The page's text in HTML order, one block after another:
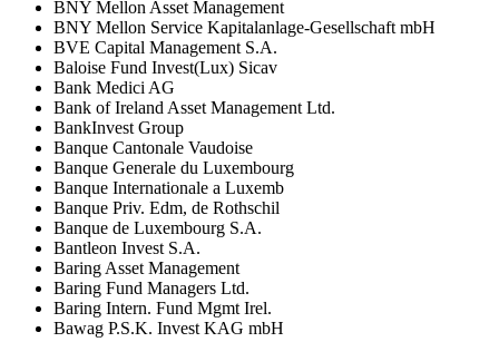
BNY Mellon Asset Management
BNY Mellon Service Kapitalanlage-Gesellschaft mbH
BVE Capital Management S.A.
Baloise Fund Invest(Lux) Sicav
Bank Medici AG
Bank of Ireland Asset Management Ltd.
BankInvest Group
Banque Cantonale Vaudoise
Banque Generale du Luxembourg
Banque Internationale a Luxemb
Banque Priv. Edm, de Rothschil
Banque de Luxembourg S.A.
Bantleon Invest S.A.
Baring Asset Management
Baring Fund Managers Ltd.
Baring Intern. Fund Mgmt Irel.
Bawag P.S.K. Invest KAG mbH